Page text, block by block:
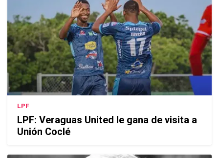
LPF
LPF: Veraguas United le gana de visita a
Unión Coclé